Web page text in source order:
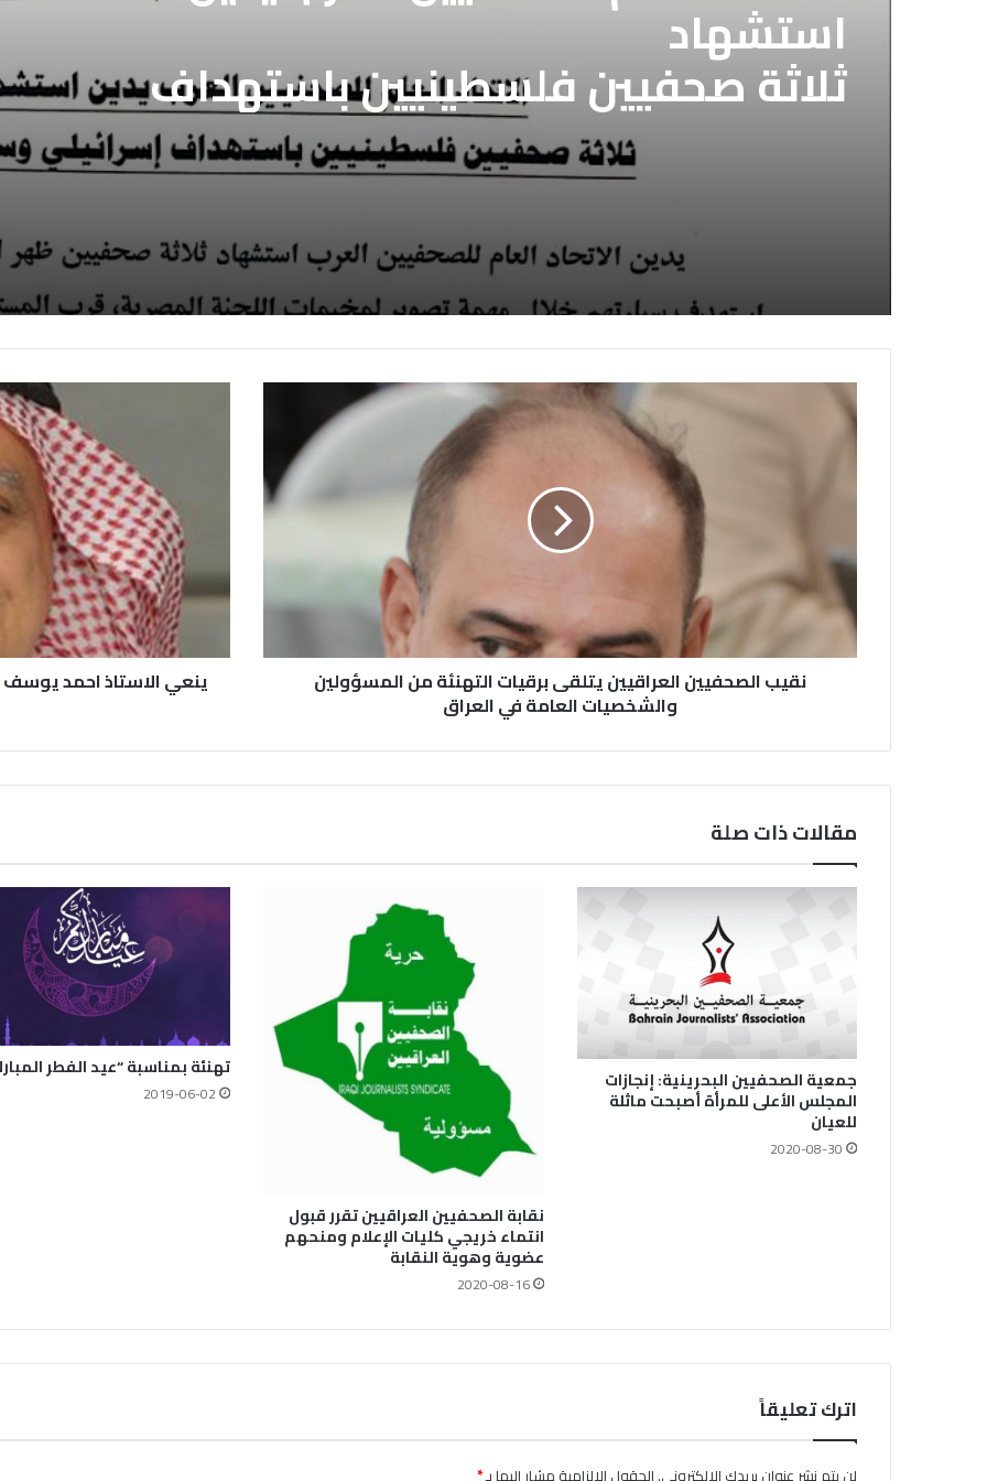
استشهاد
ثلاثة صحفيين فلسطينيين باستهداف
إسرائيلي وسط قطاع غزة
نقيب الصحفيين العراقيين يتلقى برقيات التهنئة من المسؤولين
والشخصيات العامة في العراق
ينعي الاستاذ احمد يوسف
مقالات ذات صلة
جمعية الصحفيين البحرينية: إنجازات
المجلس الأعلى للمرأة أصبحت ماثلة
للعيان
2020-08-30
نقابة الصحفيين العراقيين تقرر قبول
انتماء خريجي كليات الإعلام ومنحهم
عضوية وهوية النقابة
2020-08-16
تهنئة بمناسبة “عيد الفطر
2019-06-02
اترك تعليقاً
لن يتم نشر عنوان بريدك الإلكتروني.الحقول الإلزامية مشار إليها بـ*